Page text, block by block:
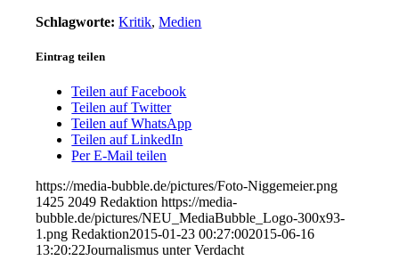
Schlagworte: Kritik,Medien
Eintrag teilen
Teilen auf Facebook
Teilen auf Twitter
Teilen auf WhatsApp
Teilen auf LinkedIn
Per E-Mail teilen
https://media-bubble.de/pictures/Foto-Niggemeier.png
1425 2049 Redaktion https://media-
bubble.de/pictures/NEU_MediaBubble_Logo-300x93-
1.png Redaktion2015-01-23 00:27:002015-06-16
13:20:22Journalismus unter Verdacht